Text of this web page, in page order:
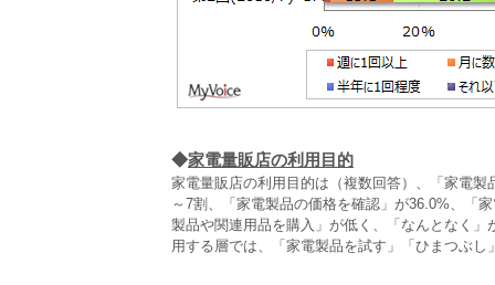
◆家電量販店の利用目的
家電量販店の利用目的は（複数回答）、「家電
～7割、「家電製品の価格を確認」が36.0%、「
製品や関連用品を購入」が低く、「なんとなく
用する層では、「家電製品を試す」「ひまつぶし